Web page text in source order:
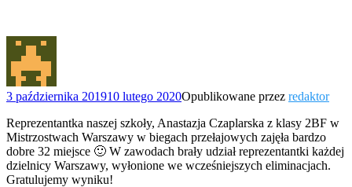
3 października 201910 lutego 2020Opublikowane przez redaktor
Reprezentantka naszej szkoły, Anastazja Czaplarska z klasy 2BF w
Mistrzostwach Warszawy w biegach przełajowych zajęła bardzo
dobre 32 miejsce 🙂 W zawodach brały udział reprezentantki każdej
dzielnicy Warszawy, wyłonione we wcześniejszych eliminacjach.
Gratulujemy wyniku!